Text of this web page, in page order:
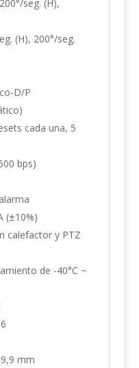
seg. (H),
(H), 200°/seg.
D/P
cada una, 5
bps)
(±10%)
calefactor y PTZ
de -40°C ~
mm